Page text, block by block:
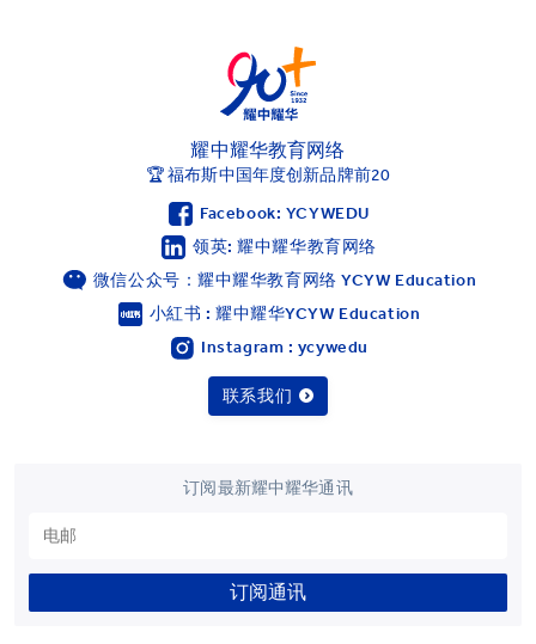
耀中耀华教育网络
🏆 福布斯中国年度创新品牌前20
Facebook: YCYWEDU
领英: 耀中耀华教育网络
微信公众号：耀中耀华教育网络 YCYW Education
小紅书 : 耀中耀华YCYW Education
Instagram : ycywedu
联系我们
订阅最新耀中耀华通讯
订阅通讯